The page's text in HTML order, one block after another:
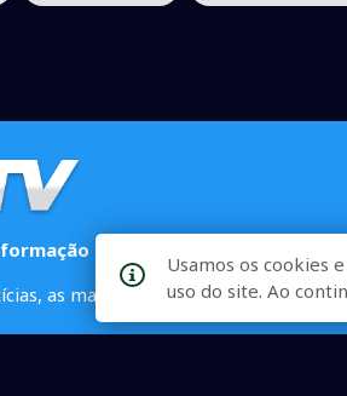
as mais relevantes, a todo o
Usamos os cookies
uso do site. Ao